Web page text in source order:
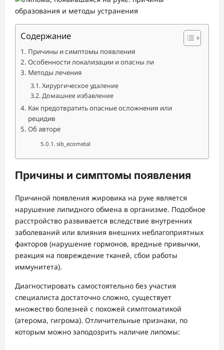
Содержание
Причины и симптомы появления
Особенности локализации и опасны ли
Методы лечения
Хирургическое удаление
Домашнее избавление
Как предотвратить опасные осложнения или
рецидив
Об авторе
sib_ecometal
Причины и симптомы появления
Причиной появления жировика на руке является
нарушение липидного обмена в организме. Подобное
расстройство развивается вследствие внутренних
заболеваний или влияния внешних неблагоприятных
факторов (нарушение гормонов, вредные привычки,
реакция на повреждение тканей, сбои работы
иммунитета).
Диагностировать самостоятельно без участия
специалиста достаточно сложно, существует
множество болезней с похожей симптоматикой
(атерома, гигрома). Отличительные признаки, по
которым можно заподозрить наличие липомы: